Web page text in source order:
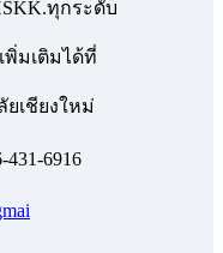
ทุกระดับ
มเติมได้ที่
เชียงใหม่
6916